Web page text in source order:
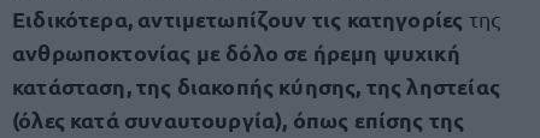
Ειδικότερα, αντιμετωπίζουν τις κατηγορίες της
ανθρωποκτονίας με δόλο σε ήρεμη ψυχική
κατάσταση, της διακοπής κύησης, της ληστείας
(όλες κατά συναυτουργία), όπως επίσης της